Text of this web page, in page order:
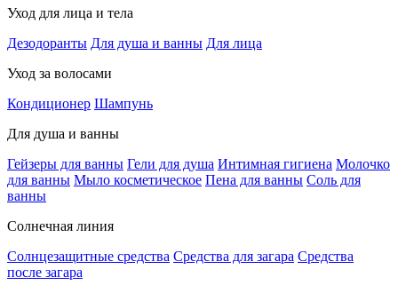
Уход для лица и тела
Дезодоранты Для душа и ванны Для лица
Уход за волосами
Кондиционер Шампунь
Для душа и ванны
Гейзеры для ванны Гели для душа Интимная гигиена Молочко
для ванны Мыло косметическое Пена для ванны Соль для
ванны
Солнечная линия
Солнцезащитные средства Средства для загара Средства
после загара